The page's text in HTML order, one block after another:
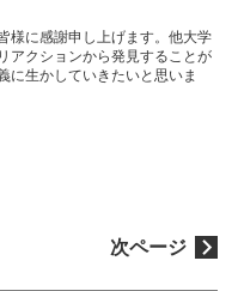
様に感謝申し上げます。他大学
アクションから発見することが
に生かしていきたいと思いま
次ページ